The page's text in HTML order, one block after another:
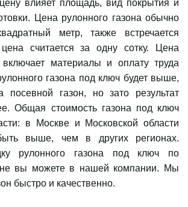
влияет площадь, вид покрытия и
Цена рулонного газона обычно
метр, также встречается
цена считается за одну сотку. Цена
включает материалы и оплату труда
газона под ключ будет выше,
посевной газон, но зато результат
Общая стоимость газона под ключ
в Москве и Московской области
выше, чем в других регионах.
рулонного газона под ключ по
вы можете в нашей компании. Мы
быстро и качественно.